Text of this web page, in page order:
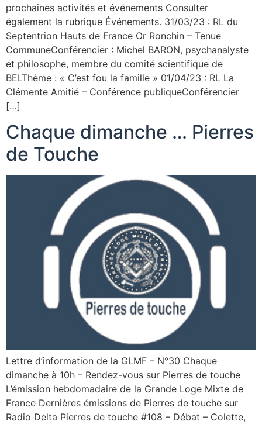
prochaines activités et événements Consulter
également la rubrique Événements. 31/03/23 : RL du
Septentrion Hauts de France Or Ronchin – Tenue
CommuneConférencier : Michel BARON, psychanalyste
et philosophe, membre du comité scientifique de
BELThème : « C’est fou la famille » 01/04/23 : RL La
Clémente Amitié – Conférence publiqueConférencier
[…]
Chaque dimanche … Pierres
de Touche
Lettre d’information de la GLMF – N°30 Chaque
dimanche à 10h – Rendez-vous sur Pierres de touche
L’émission hebdomadaire de la Grande Loge Mixte de
France Dernières émissions de Pierres de touche sur
Radio Delta Pierres de touche #108 – Débat – Colette,